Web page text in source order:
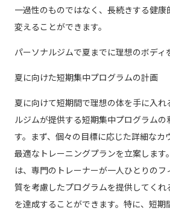
一過性のものではなく、長続きする健
変えることができます。
パーソナルジムで夏までに理想のボディ
夏に向けた短期集中プログラムの計画
夏に向けて短期間で理想の体を手に入
ルジムが提供する短期集中プログラムの
す。まず、個々の目標に応じた詳細なカ
最適なトレーニングプランを立案します
は、専門のトレーナーが一人ひとりの
質を考慮したプログラムを提供してく
を達成することができます。特に、短期